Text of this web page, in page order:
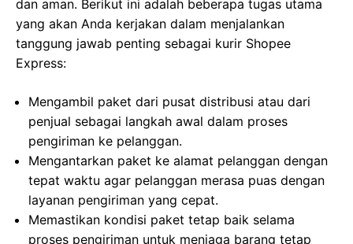
dan aman. Berikut ini adalah beberapa tugas utama
yang akan Anda kerjakan dalam menjalankan
tanggung jawab penting sebagai kurir Shopee
Express:
Mengambil paket dari pusat distribusi atau dari
penjual sebagai langkah awal dalam proses
pengiriman ke pelanggan.
Mengantarkan paket ke alamat pelanggan dengan
tepat waktu agar pelanggan merasa puas dengan
layanan pengiriman yang cepat.
Memastikan kondisi paket tetap baik selama
proses pengiriman untuk menjaga barang tetap